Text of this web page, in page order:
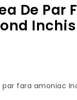
De Par
par fara amoniac